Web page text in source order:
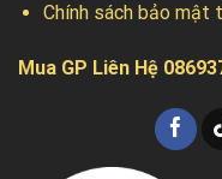
Chính sách bảo mật
Mua GP Liên Hệ